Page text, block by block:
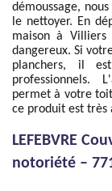
démoussage,
le nettoyer. En
maison à Villiers
dangereux. Si
planchers, il
professionnels.
permet à votre
ce produit est très
LEFEBVRE
notoriété –